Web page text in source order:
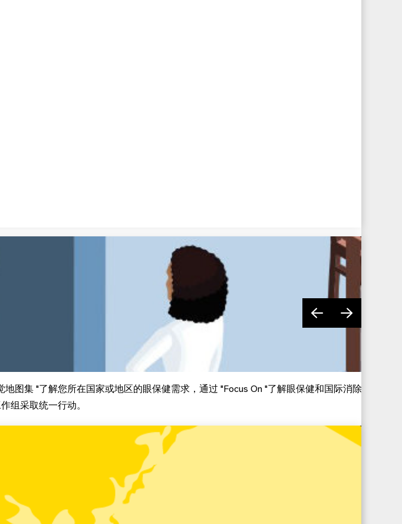
图集 "了解您所在国家或地区的眼保健需求，通过 "Focus On "了解眼保健和国际消除
组采取统一行动。